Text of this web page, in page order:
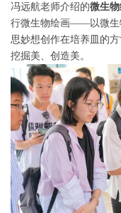
冯远航老师介绍的微生
行微生物绘画——以微生
思妙想创作在培养皿的
挖掘美、创造美。